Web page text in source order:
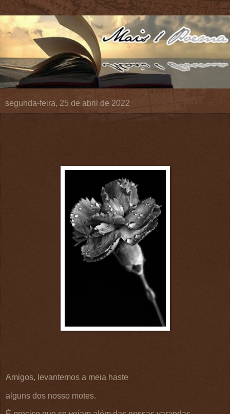
segunda-feira, 25 de abril de 2022
Amigos, levantemos a meia haste
alguns dos nosso motes.